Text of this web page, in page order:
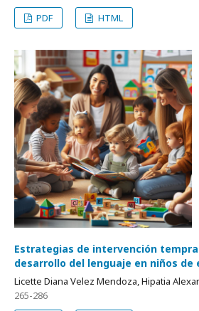
PDF
HTML
Estrategias de intervención
desarrollo del lenguaje en niños de
Licette Diana Velez Mendoza, Hipatia
265-286